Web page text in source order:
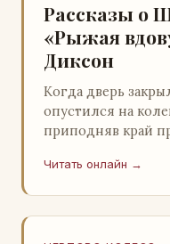
Рассказы о
«Рыжая
Диксон
Когда дверь
опустился на
приподняв край
скрывался под
Читать онлайн →